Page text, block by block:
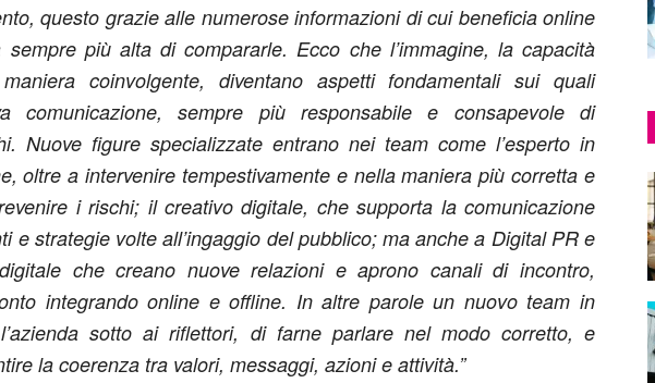
questo grazie alle numerose informazioni di cui beneficia online
più alta di compararle. Ecco che l’immagine, la capacità
coinvolgente, diventano aspetti fondamentali sui quali
comunicazione, sempre più responsabile e consapevole di
Nuove figure specializzate entrano nei team come l’esperto in
oltre a intervenire tempestivamente e nella maniera più corretta e
i rischi; il creativo digitale, che supporta la comunicazione
e strategie volte all’ingaggio del pubblico; ma anche a Digital PR e
che creano nuove relazioni e aprono canali di incontro,
integrando online e offline. In altre parole un nuovo team in
sotto ai riflettori, di farne parlare nel modo corretto, e
la coerenza tra valori, messaggi, azioni e attività.”